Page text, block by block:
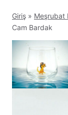
Giriş » Meşrubat
Cam Bardak